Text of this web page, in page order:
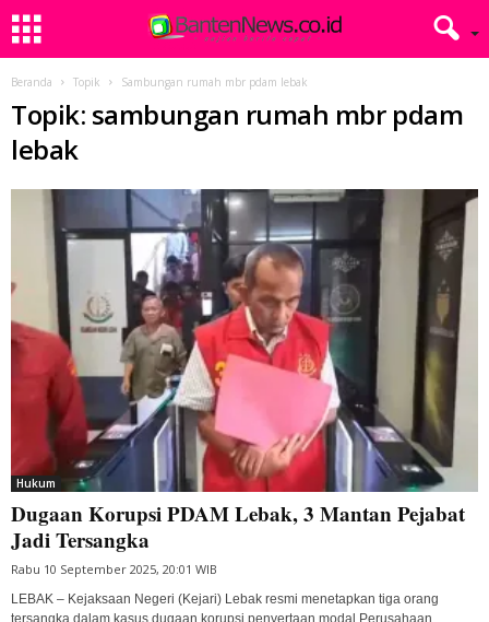
Beranda Topik Sambungan rumah mbr pdam lebak
Topik: sambungan rumah mbr pdam
lebak
Hukum
Dugaan Korupsi PDAM Lebak, 3 Mantan Pejabat
Jadi Tersangka
Rabu 10 September 2025, 20:01 WIB
LEBAK – Kejaksaan Negeri (Kejari) Lebak resmi menetapkan tiga orang
tersangka dalam kasus dugaan korupsi penyertaan modal Perusahaan